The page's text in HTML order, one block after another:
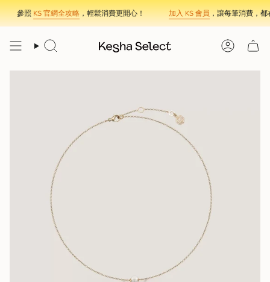
Skip
to
content
參照KS 官網全攻略，輕鬆消費更開心！ 加入 KS 會員，讓每筆消費，都
Search Account